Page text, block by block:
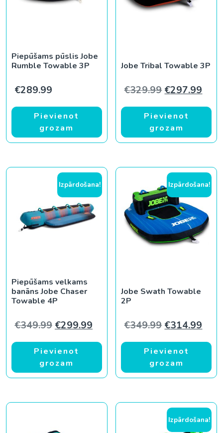
Piepūšams pūslis Jobe
Rumble Towable 3P
€289.99
Pievienot
grozam
Jobe Tribal Towable 3P
€329.99 Original
€297.99
Pievienot
grozam
Izpārdošana!
Piepūšams velkams
banāns Jobe Chaser
Towable 4P
€349.99 Original price was: €349.99.
€299.99 Current price is: €299.99.
Pievienot
grozam
Izpārdošana!
Jobe Swath Towable
2P
€349.99 Original
€314.99
Pievienot
grozam
Izpārdošana!